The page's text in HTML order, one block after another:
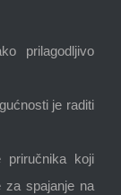
prilagodljivo
je raditi
priručnika koji
za spajanje na